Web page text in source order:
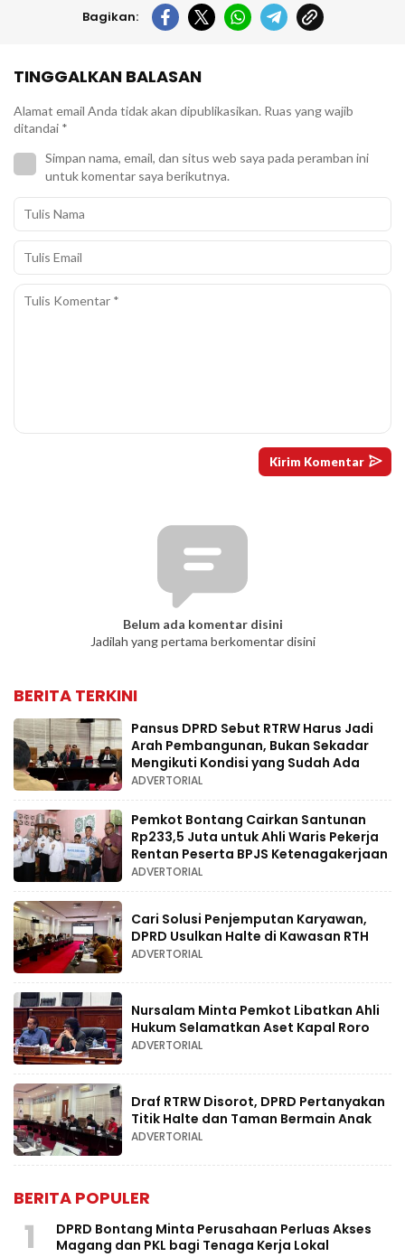
Bagikan:
TINGGALKAN BALASAN
Alamat email Anda tidak akan dipublikasikan. Ruas yang wajib
ditandai *
Simpan nama, email, dan situs web saya pada peramban ini
untuk komentar saya berikutnya.
Belum ada komentar disini
Jadilah yang pertama berkomentar disini
BERITA TERKINI
Pansus DPRD Sebut RTRW Harus Jadi
Arah Pembangunan, Bukan Sekadar
Mengikuti Kondisi yang Sudah Ada
ADVERTORIAL
Pemkot Bontang Cairkan Santunan
Rp233,5 Juta untuk Ahli Waris Pekerja
Rentan Peserta BPJS Ketenagakerjaan
ADVERTORIAL
Cari Solusi Penjemputan Karyawan,
DPRD Usulkan Halte di Kawasan RTH
ADVERTORIAL
Nursalam Minta Pemkot Libatkan Ahli
Hukum Selamatkan Aset Kapal Roro
ADVERTORIAL
Draf RTRW Disorot, DPRD Pertanyakan
Titik Halte dan Taman Bermain Anak
ADVERTORIAL
BERITA POPULER
1
DPRD Bontang Minta Perusahaan Perluas Akses
Magang dan PKL bagi Tenaga Kerja Lokal